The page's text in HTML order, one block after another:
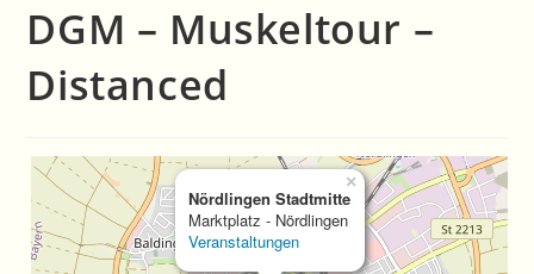
DGM – Muskeltour –
Distanced
Nördlingen Stadtmitte
Marktplatz - Nördlingen
Veranstaltungen
×